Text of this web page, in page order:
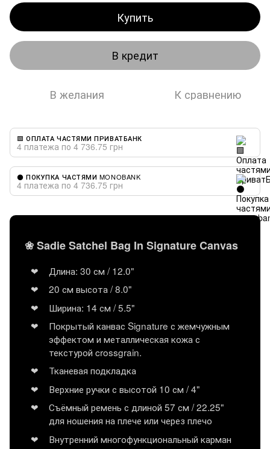
Купить
В кредит
В желания К сравнению
🟩 ОПЛАТА ЧАСТЯМИ ПРИВАТБАНК
4 платежа по 4 736.75 грн
⚫ ПОКУПКА ЧАСТЯМИ MONOBANK
4 платежа по 4 736.75 грн
❀ Sadie Satchel Bag In Signature Canvas
Длина: 30 см / 12.0"
20 см высота / 8.0"
Ширина: 14 см / 5.5"
Покрытый канвас Signature с жемчужным
эффектом и металлическая кожа с
текстурой crossgrain.
Тканевая подкладка
Верхние ручки с высотой 10 см / 4"
Съёмный ремень с длиной 57 см / 22.25"
для ношения на плече или через плечо
Внутренний многофункциональный карман